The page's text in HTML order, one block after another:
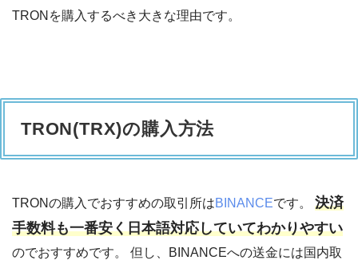
TRONを購入するべき大きな理由です。
TRON(TRX)の購入方法
TRONの購入でおすすめの取引所はBINANCEです。 決済
手数料も一番安く日本語対応していてわかりやすい
のでおすすめです。 但し、BINANCEへの送金には国内取